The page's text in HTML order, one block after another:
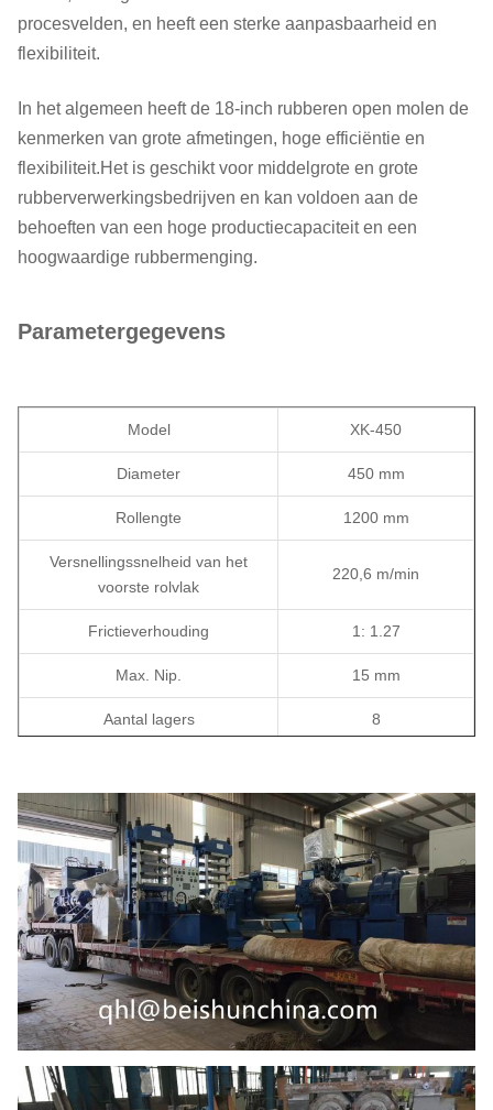
procesvelden, en heeft een sterke aanpasbaarheid en
flexibiliteit.
In het algemeen heeft de 18-inch rubberen open molen de
kenmerken van grote afmetingen, hoge efficiëntie en
flexibiliteit.Het is geschikt voor middelgrote en grote
rubberverwerkingsbedrijven en kan voldoen aan de
behoeften van een hoge productiecapaciteit en een
hoogwaardige rubbermenging.
Parametergegevens
Model XK-450
Diameter 450 mm
Rollengte 1200 mm
Versnellingssnelheid van het
voorste rolvlak
220,6 m/min
Frictieverhouding 1: 1.27
Max. Nip. 15 mm
Aantal lagers 8
Vloeibare blender - Ja, dat klopt.
Methode voor het aanpassen
van de rolstand
Elektrische afstand
met een vermogen van niet meer dan 10 kg
Kracht 55
Algemene afmetingen
5150 × 1790 × 1760
mm